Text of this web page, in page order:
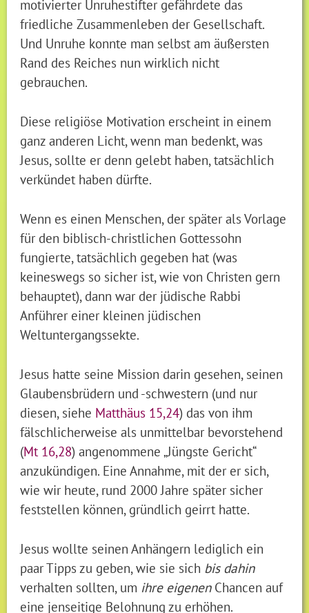
motivierter Unruhestifter gefährdete das
friedliche Zusammenleben der Gesellschaft.
Und Unruhe konnte man selbst am äußersten
Rand des Reiches nun wirklich nicht
gebrauchen.
Diese religiöse Motivation erscheint in einem
ganz anderen Licht, wenn man bedenkt, was
Jesus, sollte er denn gelebt haben, tatsächlich
verkündet haben dürfte.
Wenn es einen Menschen, der später als Vorlage
für den biblisch-christlichen Gottessohn
fungierte, tatsächlich gegeben hat (was
keineswegs so sicher ist, wie von Christen gern
behauptet), dann war der jüdische Rabbi
Anführer einer kleinen jüdischen
Weltuntergangssekte.
Jesus hatte seine Mission darin gesehen, seinen
Glaubensbrüdern und -schwestern (und nur
diesen, siehe Matthäus 15,24) das von ihm
fälschlicherweise als unmittelbar bevorstehend
(Mt 16,28) angenommene „Jüngste Gericht“
anzukündigen. Eine Annahme, mit der er sich,
wie wir heute, rund 2000 Jahre später sicher
feststellen können, gründlich geirrt hatte.
Jesus wollte seinen Anhängern lediglich ein
paar Tipps zu geben, wie sie sich bis dahin
verhalten sollten, um ihre eigenenChancen auf
eine jenseitige Belohnung zu erhöhen.